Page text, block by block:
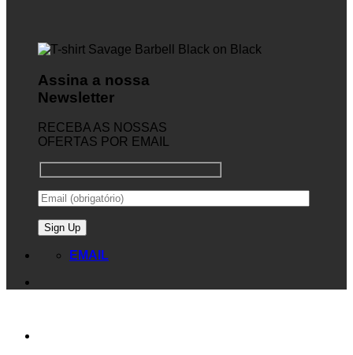
Assina a nossa
Newsletter
RECEBA AS NOSSAS
OFERTAS POR EMAIL
EMAIL